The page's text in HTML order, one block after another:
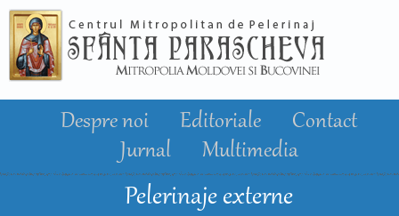
conţinutul
principal
Despre noi Editoriale
Contact
Jurnal
Multimedia
Pelerinaje externe